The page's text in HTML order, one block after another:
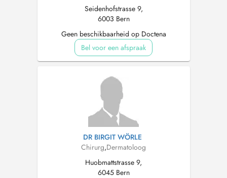
Seidenhofstrasse 9,
6003 Bern
Geen beschikbaarheid op Doctena
Bel voor een afspraak
DR BIRGIT WÖRLE
Chirurg,Dermatoloog
Huobmattstrasse 9,
6045 Bern